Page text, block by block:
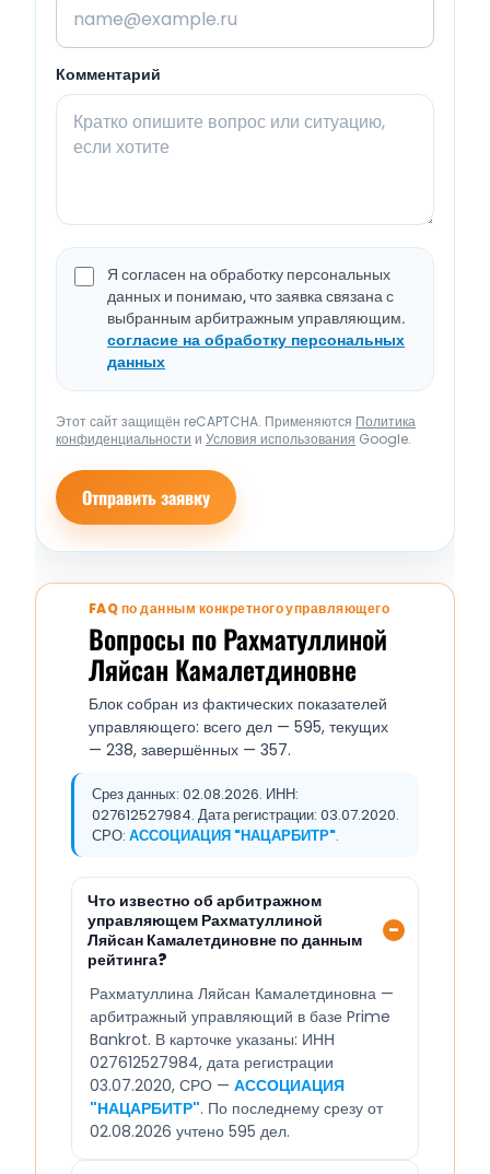
Комментарий
Я согласен на обработку персональных
данных и понимаю, что заявка связана с
выбранным арбитражным управляющим.
согласие на обработку персональных
данных
Этот сайт защищён reCAPTCHA. Применяются Политика
конфиденциальности и Условия использования Google.
Отправить заявку
FAQ по данным конкретного управляющего
Вопросы по Рахматуллиной
Ляйсан Камалетдиновне
Блок собран из фактических показателей
управляющего: всего дел — 595, текущих
— 238, завершённых — 357.
Срез данных: 02.08.2026. ИНН:
027612527984. Дата регистрации: 03.07.2020.
СРО: АССОЦИАЦИЯ "НАЦАРБИТР".
Что известно об арбитражном
управляющем Рахматуллиной
Ляйсан Камалетдиновне по данным
рейтинга?
Рахматуллина Ляйсан Камалетдиновна —
арбитражный управляющий в базе Prime
Bankrot. В карточке указаны: ИНН
027612527984, дата регистрации
03.07.2020, СРО — АССОЦИАЦИЯ
"НАЦАРБИТР". По последнему срезу от
02.08.2026 учтено 595 дел.